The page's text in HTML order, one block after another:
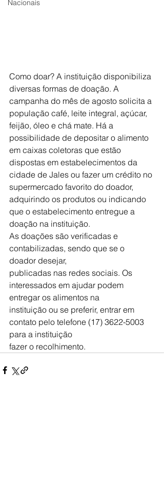
Nacionais
Como doar? A instituição disponibiliza
diversas formas de doação. A
campanha do mês de agosto solicita a
população café, leite integral, açúcar,
feijão, óleo e chá mate. Há a
possibilidade de depositar o alimento
em caixas coletoras que estão
dispostas em estabelecimentos da
cidade de Jales ou fazer um crédito no
supermercado favorito do doador,
adquirindo os produtos ou indicando
que o estabelecimento entregue a
doação na instituição.
As doações são verificadas e
contabilizadas, sendo que se o
doador desejar,
publicadas nas redes sociais. Os
interessados em ajudar podem
entregar os alimentos na
instituição ou se preferir, entrar em
contato pelo telefone (17) 3622-5003
para a instituição
fazer o recolhimento.